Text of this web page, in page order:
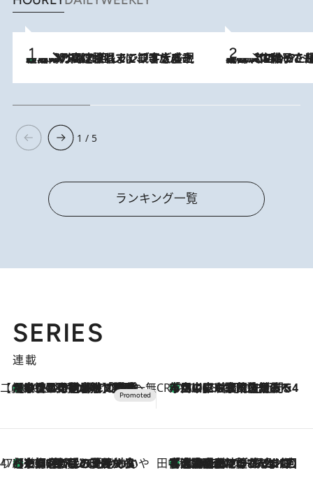
2026.8.7
「湘南乃風に憧れて」観客大盛上がりの“タオル回し”に、ラッパー顔負けの高速歌唱まで…さだまさし（74）のアグレッシブすぎる現在地 2026.8.5
【阿川佐和子さんの年とる力】なぜ70代で始めた趣味は“こんなに楽しい”のか？ ピアノ、俳句…スランプに陥っても続けられる“ある秘訣”とは
1 / 5
ランキング一覧
SERIES
連載
【CREA×星野リゾート】唯一無二。癒しと発見が待つ場所へ
2026.8.7
【トンボの足水浴】ヒノキの香りに包まれて涼感マックス！約13℃の湧水かけ流しを避暑地「星野温泉 トンボの湯」で体験 CREA'S CHOICE
2026.8.7
「立川にも歌舞伎があるんだよ」 片岡仁左衛門・市川中車ら豪華座組みで4年目の立川立飛歌舞伎へ
47都道府県の手みやげ ひんやりスイーツで夏を満喫
2026.8.7
【京都府】この夏絶対食べたい 冷やしておいしいおやつ3選 ひと口目から心を掴む新緑のテリーヌ 田中稲の勝手に再ブーム
2026.8.7
「湘南乃風に憧れて」観客大盛上がりの“タオル回し”に、ラッパー顔負けの高速歌唱まで…さだまさし（74）のアグレッシブすぎる現在地